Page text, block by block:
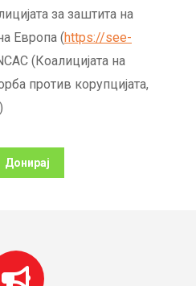
за заштита на
Европа (https://see-
(Коалицијата на
против корупцијата,
)
Донирај